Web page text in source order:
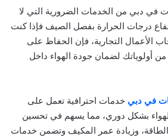
في دبي من الخدمات الضرورية التي لا
درجات الحرارة بفصل الصيف فإذا كنت
الأعمال التجارية، فإن الحفاظ على
من أولوياتك لضمان جودة الهواء داخل
في دبي خدمات احترافية تعمل على
بشكل دوري، مما يسهم في تحسين
الطاقة، وزيادة عمر المكيف وتضمن خدمات